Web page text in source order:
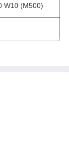
W10 (М500)